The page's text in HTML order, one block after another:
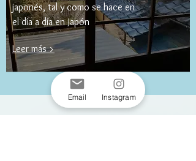
japonés, tal y como se hace en
el día a día en Japón
Leer más >
Email Instagram